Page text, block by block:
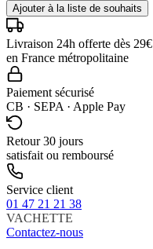
Ajouter à la liste de souhaits
Livraison 24h offerte dès 29€
en France métropolitaine
Paiement sécurisé
CB · SEPA · Apple Pay
Retour 30 jours
satisfait ou remboursé
Service client
01 47 21 21 38
VACHETTE
Contactez-nous